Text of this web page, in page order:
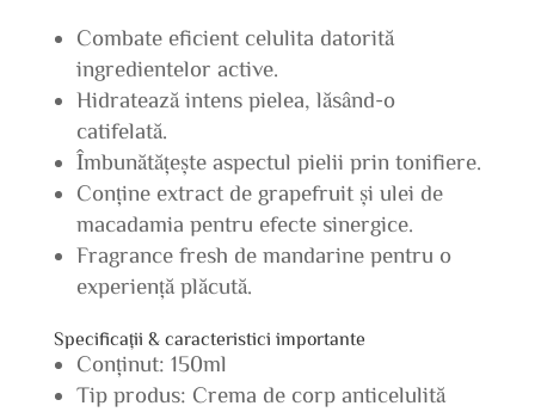
Combate eficient celulita datorită
ingredientelor active.
Hidratează intens pielea, lăsând-o
catifelată.
Îmbunătățește aspectul pielii prin tonifiere.
Conține extract de grapefruit și ulei de
macadamia pentru efecte sinergice.
Fragrance fresh de mandarine pentru o
experiență plăcută.
Specificații & caracteristici importante
Conținut: 150ml
Tip produs: Crema de corp anticelulită